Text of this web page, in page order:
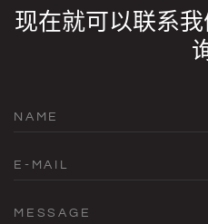
现在就可以联系
NAME
E-MAIL
MESSAGE